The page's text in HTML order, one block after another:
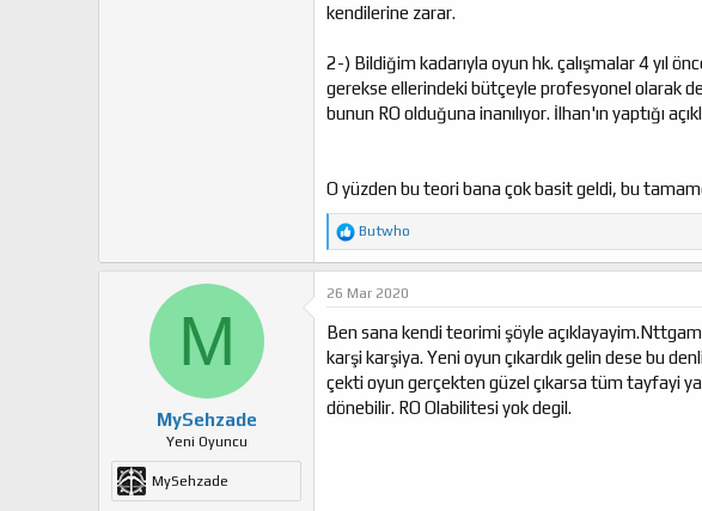
kendilerine zarar.
2-) Bildiğim kadarıyla oyun hk. çalışmalar 4 yıl
gerekse ellerindeki bütçeyle profesyonel olarak
bunun RO olduğuna inanılıyor. İlhan'ın yaptığı
O yüzden bu teori bana çok basit geldi, bu
T
e
p
e
r
:
Butwho
M
MySehzade
Yeni Oyuncu
MySehzade
26 Mar 2020
Ben sana kendi teorimi şöyle
karşi karşiya. Yeni oyun çıkardık gelin dese bu
çekti oyun gerçekten güzel çıkarsa tüm tayfayi
dönebilir. RO Olabilitesi yok degil.